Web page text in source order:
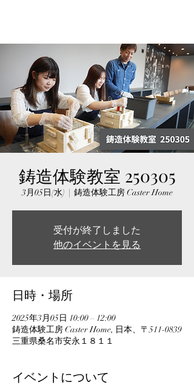
鋳造体験教室 250305
3月05日(水)
  |
鋳造体験工房 Caster Home
受付が終了しました
他のイベントを見る
日時・場所
2025年3月05日 10:00 – 12:00
鋳造体験工房 Caster Home, 日本、〒511-0839
三重県桑名市安永１８１１
イベントについて